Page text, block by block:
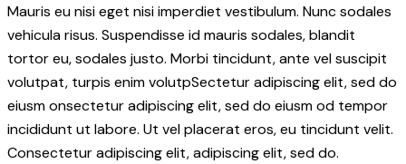
1Mauris eu nisi eget nisi imperdiet vestibulum. Nunc sodales
vehicula risus. Suspendisse id mauris sodales, blandit
tortor eu, sodales justo. Morbi tincidunt, ante vel suscipit
volutpat, turpis enim volutpSectetur adipiscing elit, sed do
eiusm onsectetur adipiscing elit, sed do eiusm od tempor
incididunt ut labore. Ut vel placerat eros, eu tincidunt velit.
Consectetur adipiscing elit, adipiscing elit, sed do.